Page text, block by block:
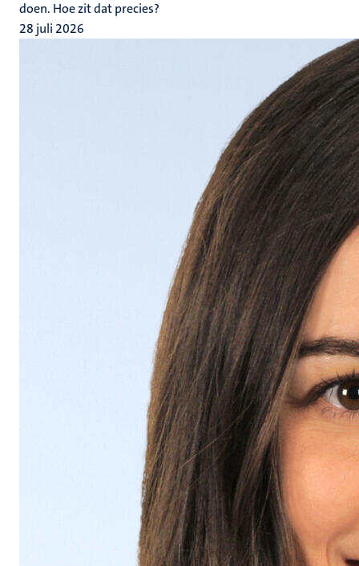
doen. Hoe zit dat precies?
28 juli 2026